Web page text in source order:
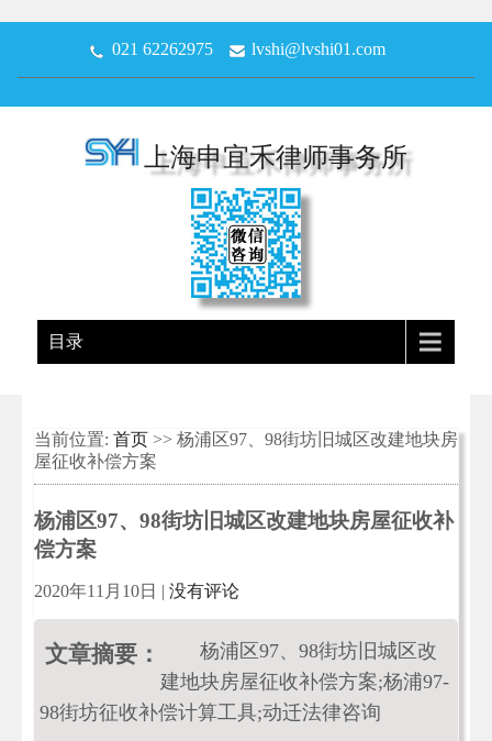
021 62262975 lvshi@lvshi01.com
上海申宜禾律师事务所
目录
当前位置: 首页 >> 杨浦区97、98街坊旧城区改建地块房
屋征收补偿方案
杨浦区97、98街坊旧城区改建地块房屋征收补
偿方案
2020年11月10日 | 没有评论
文章摘要：
杨浦区97、98街坊旧城区改
建地块房屋征收补偿方案;杨浦97-
98街坊征收补偿计算工具;动迁法律咨询